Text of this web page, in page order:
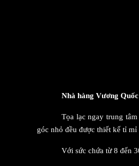
Nhà hàng Vương
Tọa lạc ngay trung
góc nhỏ đều được thiết kế tỉ
Với sức chứa từ 8 đến